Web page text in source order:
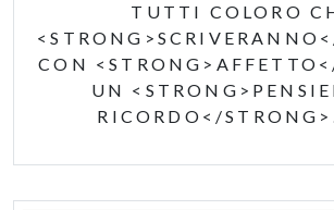
TUTTI COLORO
CON
UN
RICORDO</